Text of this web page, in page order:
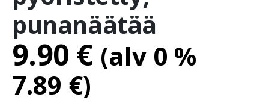
punanäätää
9.90 € (alv 0 %
7.89 €)